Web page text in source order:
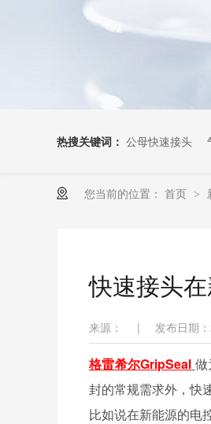
热搜关键词： 公母快速接头
您当前的位置： 首页 >
快速接头
来源： | 发布日期
格雷希尔GripSeal
封的常规需求外，快
比如说在新能源的电